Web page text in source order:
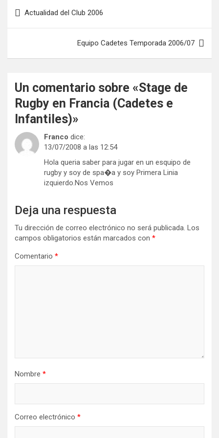
de
Actualidad del Club 2006
Equipo Cadetes Temporada 2006/07
Un comentario sobre «Stage de
Rugby en Francia (Cadetes e
Infantiles)»
Franco dice:
13/07/2008 a las 12:54
Hola queria saber para jugar en un esquipo de
rugby y soy de spa�a y soy Primera Linia
izquierdo.Nos Vemos
Deja una respuesta
Tu dirección de correo electrónico no será publicada. Los
campos obligatorios están marcados con *
Comentario *
Nombre *
Correo electrónico *